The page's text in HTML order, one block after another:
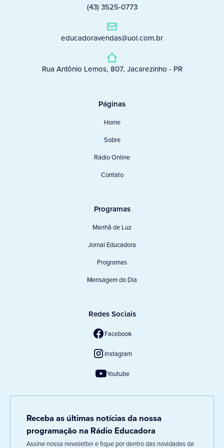
(43) 3525-0773
educadoravendas@uol.com.br
Rua Antônio Lemos, 807, Jacarezinho - PR
Páginas
Home
Sobre
Rádio Online
Contato
Programas
Manhã de Luz
Jornal Educadora
Programas
Mensagem do Dia
Redes Sociais
Facebook
Instagram
Youtube
Receba as últimas notícias da nossa
programação na Rádio Educadora
Assine nossa newsletter e fique por dentro das novidades da